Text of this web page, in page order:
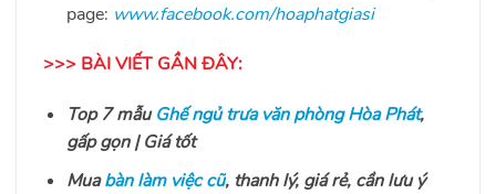
page: www.facebook.com/hoaphatgiasi
>>> BÀI VIẾT GẦN ĐÂY:
Top 7 mẫuGhế ngủ trưa văn phòng Hòa Phát,
gấp gọn | Giá tốt
Muabàn làm việc cũ, thanh lý, giá rẻ, cần lưu ý